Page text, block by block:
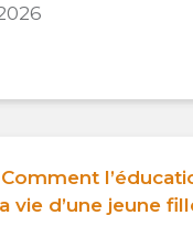
vie d’une jeune